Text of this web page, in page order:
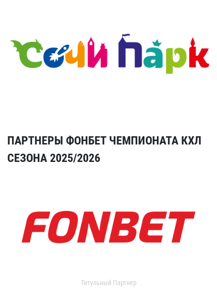
ПАРТНЕРЫ ФОНБЕТ ЧЕМПИОНАТА КХЛ
СЕЗОНА 2025/2026
Титульный Партнер